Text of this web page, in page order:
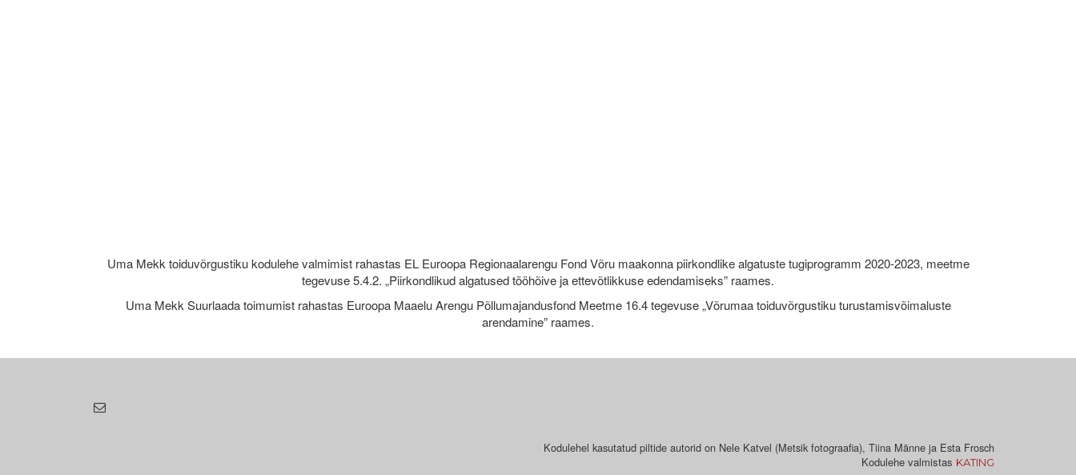
Uma Mekk toiduvõrgustiku kodulehe valmimist rahastas EL Euroopa Regionaalarengu Fond Võru maakonna piirkondlike algatuste tugiprogramm 2020-2023, meetme
tegevuse 5.4.2. „Piirkondlikud algatused tööhõive ja ettevõtlikkuse edendamiseks” raames.
Uma Mekk Suurlaada toimumist rahastas Euroopa Maaelu Arengu Põllumajandusfond Meetme 16.4 tegevuse „Võrumaa toiduvõrgustiku turustamisvõimaluste
arendamine” raames.
Kodulehel kasutatud piltide autorid on Nele Katvel (Metsik fotograafia), Tiina Männe ja Esta Frosch
Kodulehe valmistas KATING